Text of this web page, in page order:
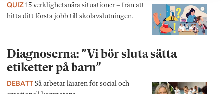
QUIZ 15 verklighetsnära situationer – från att
hitta ditt första jobb till skolavslutningen.
Diagnoserna: ”Vi bör sluta sätta
etiketter på barn”
DEBATT Så arbetar läraren för social och